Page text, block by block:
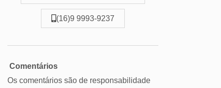
(16)9 9993-9237
Comentários
Os comentários são de responsabilidade